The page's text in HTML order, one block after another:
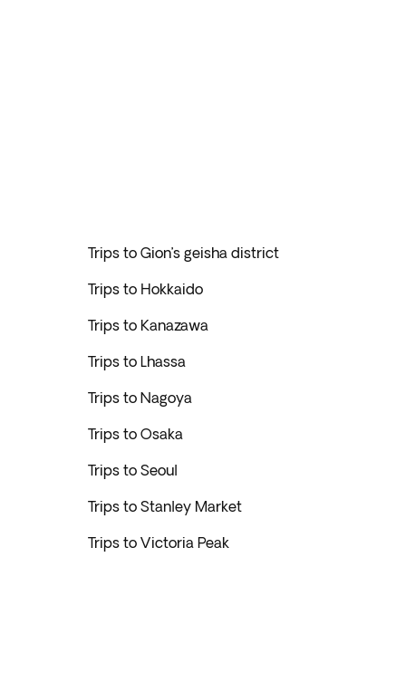
Trips to Gion’s geisha district
Trips to Hokkaido
Trips to Kanazawa
Trips to Lhassa
Trips to Nagoya
Trips to Osaka
Trips to Seoul
Trips to Stanley Market
Trips to Victoria Peak